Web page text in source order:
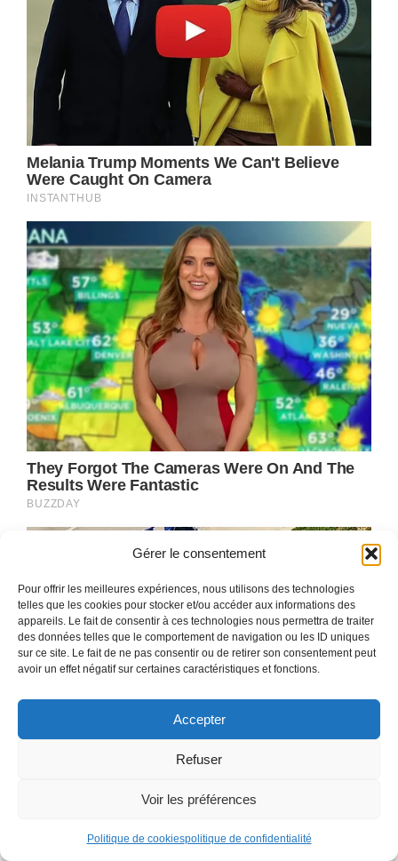
Gérer le consentement
Pour offrir les meilleures expériences, nous utilisons des technologies
telles que les cookies pour stocker et/ou accéder aux informations des
appareils. Le fait de consentir à ces technologies nous permettra de traiter
des données telles que le comportement de navigation ou les ID uniques
sur ce site. Le fait de ne pas consentir ou de retirer son consentement peut
avoir un effet négatif sur certaines caractéristiques et fonctions.
Accepter
Refuser
Voir les préférences
Politique de cookiespolitique de confidentialité